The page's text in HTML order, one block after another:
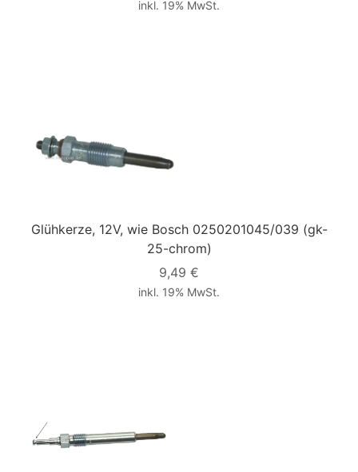
inkl. 19% MwSt.
Glühkerze, 12V, wie Bosch 0250201045/039 (gk-
25-chrom)
9,49 €
inkl. 19% MwSt.